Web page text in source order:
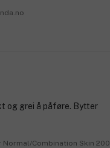
og grei å påføre. Bytter
Normal/Combination Skin 200